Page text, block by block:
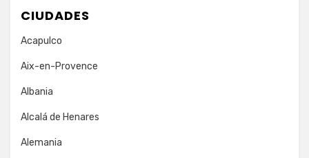
CIUDADES
Acapulco
Aix-en-Provence
Albania
Alcalá de Henares
Alemania